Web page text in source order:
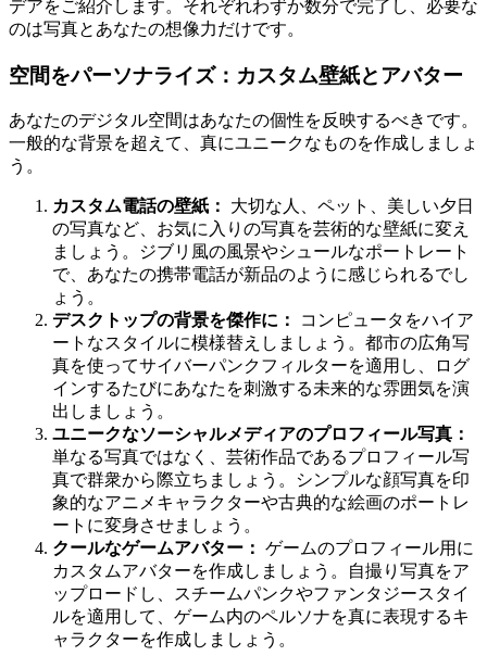
デアをご紹介します。それぞれわずか数分で完了し、必要な
のは写真とあなたの想像力だけです。
空間をパーソナライズ：カスタム壁紙とアバター
あなたのデジタル空間はあなたの個性を反映するべきです。
一般的な背景を超えて、真にユニークなものを作成しましょ
う。
カスタム電話の壁紙：
大切な人、ペット、美しい夕日
の写真など、お気に入りの写真を芸術的な壁紙に変え
ましょう。ジブリ風の風景やシュールなポートレート
で、あなたの携帯電話が新品のように感じられるでし
ょう。
デスクトップの背景を傑作に：
コンピュータをハイア
ートなスタイルに模様替えしましょう。都市の広角写
真を使ってサイバーパンクフィルターを適用し、ログ
インするたびにあなたを刺激する未来的な雰囲気を演
出しましょう。
ユニークなソーシャルメディアのプロフィール写真：
単なる写真ではなく、芸術作品であるプロフィール写
真で群衆から際立ちましょう。シンプルな顔写真を印
象的なアニメキャラクターや古典的な絵画のポートレ
ートに変身させましょう。
クールなゲームアバター： ゲームのプロフィール用に
カスタムアバターを作成しましょう。自撮り写真をア
ップロードし、スチームパンクやファンタジースタイ
ルを適用して、ゲーム内のペルソナを真に表現するキ
ャラクターを作成しましょう。